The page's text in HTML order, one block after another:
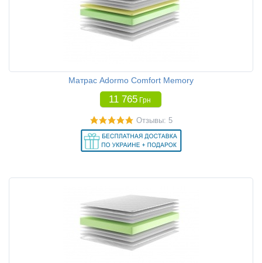
Матрас Adormo Comfort Memory
11 765 Грн
Отзывы: 5